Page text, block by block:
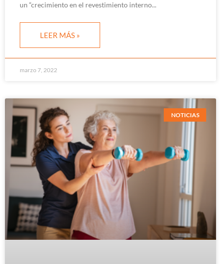
un “crecimiento en el revestimiento interno
LEER MÁS »
marzo 7, 2022
NOTICIAS